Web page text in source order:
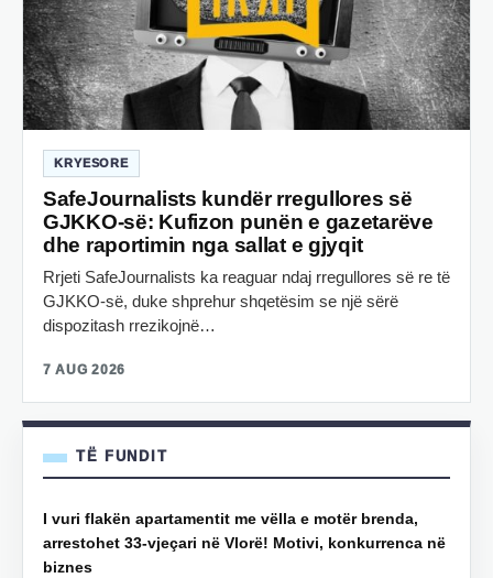
KRYESORE
SafeJournalists kundër rregullores së
GJKKO-së: Kufizon punën e gazetarëve
dhe raportimin nga sallat e gjyqit
Rrjeti SafeJournalists ka reaguar ndaj rregullores së re të
GJKKO-së, duke shprehur shqetësim se një sërë
dispozitash rrezikojnë…
7 AUG 2026
TË FUNDIT
I vuri flakën apartamentit me vëlla e motër brenda,
arrestohet 33-vjeçari në Vlorë! Motivi, konkurrenca në
biznes